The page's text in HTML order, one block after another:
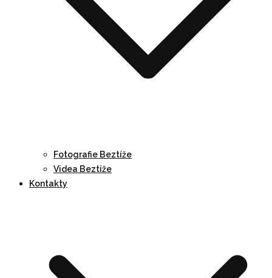
Fotografie Beztíže
Videa Beztíže
Kontakty